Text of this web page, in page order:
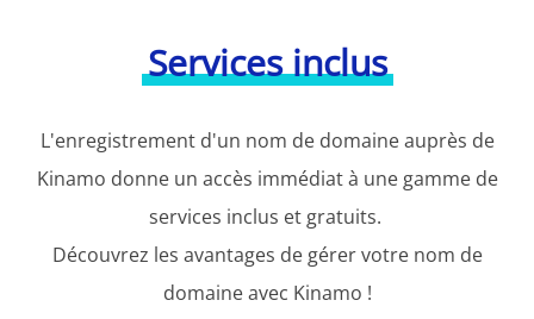
Services inclus
L'enregistrement d'un nom de domaine auprès de
Kinamo donne un accès immédiat à une gamme de
services inclus et gratuits.
Découvrez les avantages de gérer votre nom de
domaine avec Kinamo !